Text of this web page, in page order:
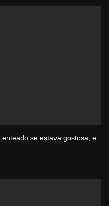
se estava gostosa, e